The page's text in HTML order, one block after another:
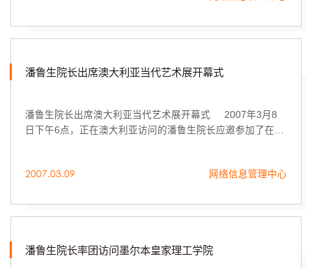
潘鲁生院长出席澳大利亚当代艺术展开幕式
潘鲁生院长出席澳大利亚当代艺术展开幕式 2007年3月8
日下午6点，正在澳大利亚访问的潘鲁生院长应邀参加了在新
2007.03.09 网络信息管理中心
潘鲁生院长率团访问墨尔本皇家理工学院